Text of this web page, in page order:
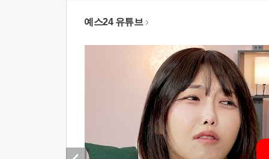
예스24 유튜브